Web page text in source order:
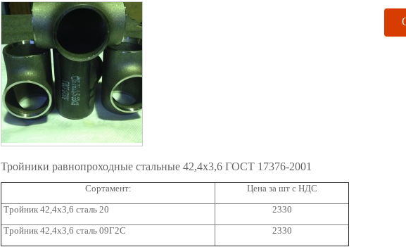
Тройники равнопроходные стальные 42,4х3,6 ГОСТ 17376-2001
Сортамент:
Цена за шт с НДС
Тройник 42,4x3,6 сталь 20
2330
Тройник 42,4х3,6 сталь 09Г2С
2330